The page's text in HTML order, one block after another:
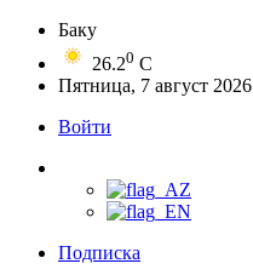
Баку
26.20 C
Пятница, 7 август 2026
Войти
Подписка